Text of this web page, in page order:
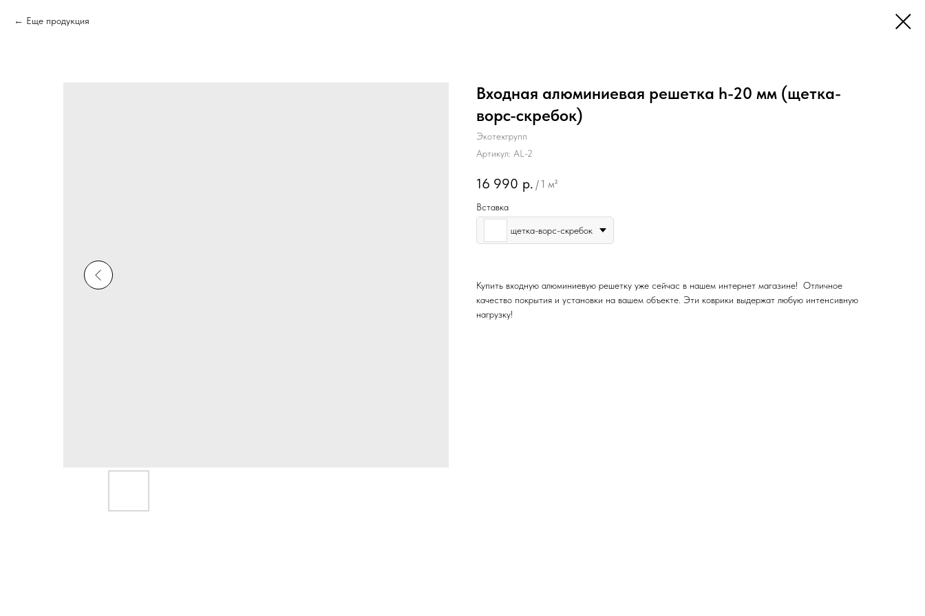
Еще продукция
Входная алюминиевая решетка h-20 мм (щетка-
ворс-скребок)
Экотехгрупп
Артикул: AL-2
16 990 р. / 1 м²
Вставка
щетка-ворс-скребок
Купить входную алюминиевую решетку уже сейчас в нашем интернет магазине! Отличное
качество покрытия и установки на вашем объекте. Эти коврики выдержат любую интенсивную
нагрузку!